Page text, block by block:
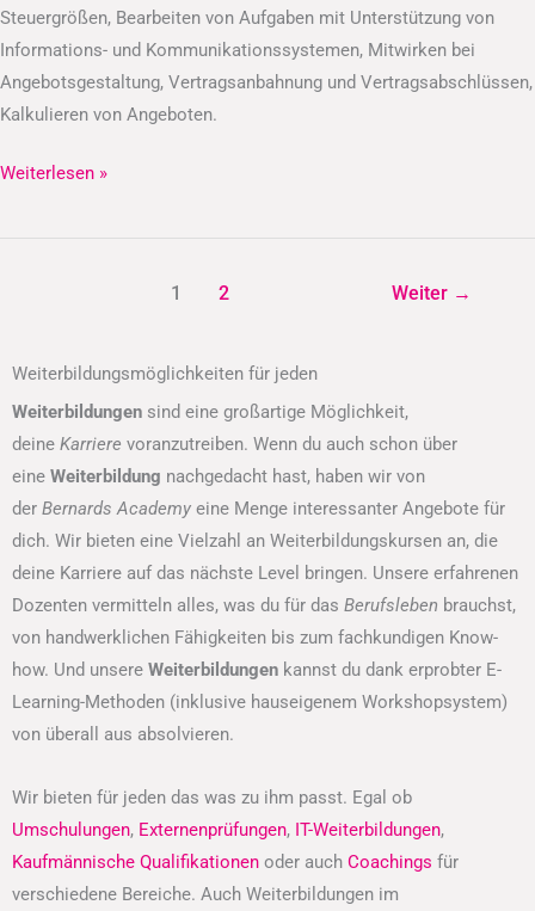
Steuergrößen, Bearbeiten von Aufgaben mit Unterstützung von
Informations- und Kommunikationssystemen, Mitwirken bei
Angebotsgestaltung, Vertragsanbahnung und Vertragsabschlüssen,
Kalkulieren von Angeboten.
Weiterlesen »
1 2 Weiter →
Weiterbildungsmöglichkeiten für jeden
Weiterbildungen sind eine großartige Möglichkeit,
deine Karriere voranzutreiben. Wenn du auch schon über
eine Weiterbildung nachgedacht hast, haben wir von
der Bernards Academy eine Menge interessanter Angebote für
dich. Wir bieten eine Vielzahl an Weiterbildungskursen an, die
deine Karriere auf das nächste Level bringen. Unsere erfahrenen
Dozenten vermitteln alles, was du für das Berufsleben brauchst,
von handwerklichen Fähigkeiten bis zum fachkundigen Know-
how. Und unsere Weiterbildungen kannst du dank erprobter E-
Learning-Methoden (inklusive hauseigenem Workshopsystem)
von überall aus absolvieren.
Wir bieten für jeden das was zu ihm passt. Egal ob
Umschulungen, Externenprüfungen, IT-Weiterbildungen,
Kaufmännische Qualifikationen oder auch Coachings für
verschiedene Bereiche. Auch Weiterbildungen im